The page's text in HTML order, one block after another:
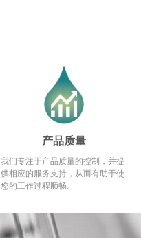
产品质量
我们专注于产品质量的控制，并提
供相应的服务支持，从而有助于使
您的工作过程顺畅。